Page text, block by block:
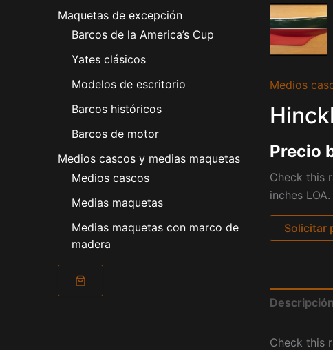
Maquetas de excepción
Barcos de la America’s Cup
Yates clásicos
Modelos de escritorio
Barcos históricos
Barcos de motor
Medios cascos y medias maquetas
Medios cascos
Medias maquetas
Medias maquetas con marco de
madera
Medios
Precio
Check this
inches LOA.
Solicitar
Descripción
Check this